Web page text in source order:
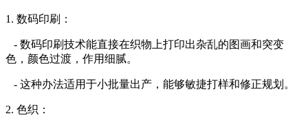
1. 数码印刷：
- 数码印刷技术能直接在织物上打印出杂乱的图画和突变
色，颜色过渡，作用细腻。
- 这种办法适用于小批量出产，能够敏捷打样和修正规划。
2. 色织：